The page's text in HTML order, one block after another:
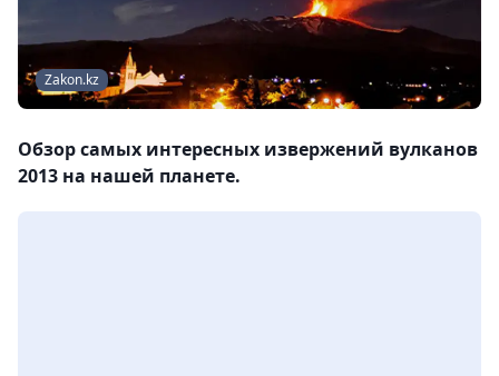
Zakon.kz
Обзор самых интересных извержений вулканов
2013 на нашей планете.